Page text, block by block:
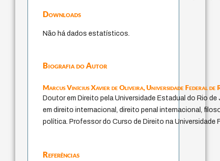
Downloads
Não há dados estatísticos.
Biografia do Autor
Marcus Vinícius Xavier de Oliveira,Universidade Federal de
Doutor em Direito pela Universidade Estadual do Rio
em direito internacional, direito penal internacional,
política. Professor do Curso de Direito na Universidade
Referências